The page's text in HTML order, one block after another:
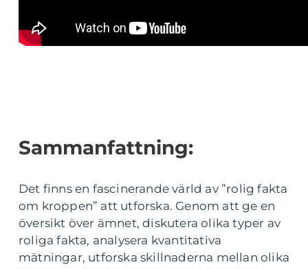
Sammanfattning:
Det finns en fascinerande värld av ”rolig fakta
om kroppen” att utforska. Genom att ge en
översikt över ämnet, diskutera olika typer av
roliga fakta, analysera kvantitativa
mätningar, utforska skillnaderna mellan olika